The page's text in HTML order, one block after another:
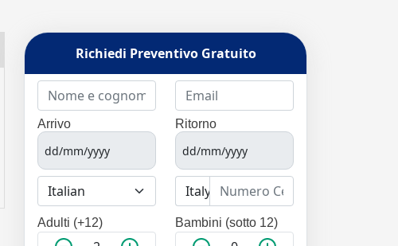
Richiedi Preventivo Gratuito
Arrivo Ritorno
Adulti (+12) Bambini (sotto 12)